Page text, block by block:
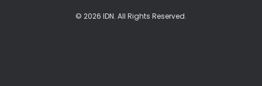
© 2026 IDN. All Rights Reserved.